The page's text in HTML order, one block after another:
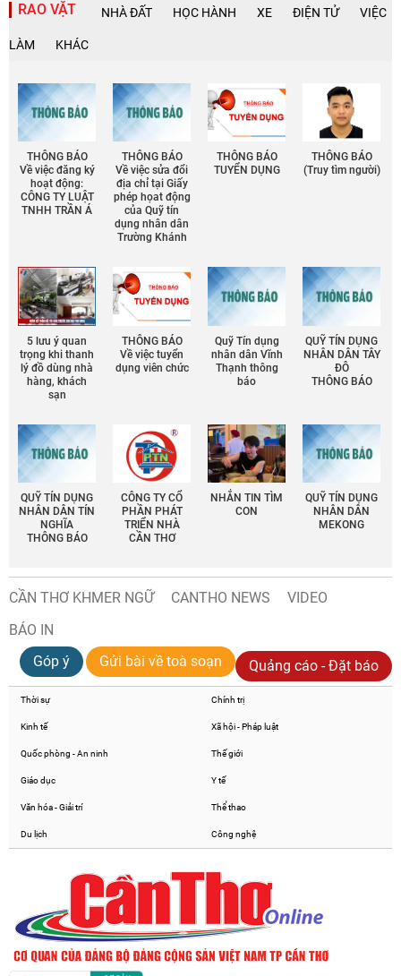
RAO VẶT NHÀ ĐẤT HỌC HÀNH XE ĐIỆN TỬ VIỆC
LÀM KHÁC
THÔNG BÁO
Về việc đăng ký
hoạt động:
CÔNG TY LUẬT
TNHH TRẦN Á
THÔNG BÁO
Về việc sửa đổi
địa chỉ tại Giấy
phép họat động
của Quỹ tín
dụng nhân dân
Trường Khánh
THÔNG BÁO
TUYỂN DỤNG
THÔNG BÁO
(Truy tìm người)
5 lưu ý quan
trọng khi thanh
lý đồ dùng nhà
hàng, khách
sạn
THÔNG BÁO
Về việc tuyển
dụng viên chức
Quỹ Tín dụng
nhân dân Vĩnh
Thạnh thông
báo
QUỸ TÍN DỤNG
NHÂN DÂN TÂY
ĐÔ
THÔNG BÁO
QUỸ TÍN DỤNG
NHÂN DÂN TÍN
NGHĨA
THÔNG BÁO
CÔNG TY CỔ
PHẦN PHÁT
TRIỂN NHÀ
CẦN THƠ
NHẮN TIN TÌM
CON
QUỸ TÍN DỤNG
NHÂN DÂN
MEKONG
CẦN THƠ KHMER NGỮ CANTHO NEWS
VIDEO
BÁO IN
Góp ý
Gửi bài về toà soạn Quảng cáo - Đặt báo
Thời sự Chính trị
Kinh tế Xã hội - Pháp luật
Quốc phòng - An ninh Thế giới
Giáo dục Y tế
Văn hóa - Giải trí Thể thao
Du lịch Công nghệ